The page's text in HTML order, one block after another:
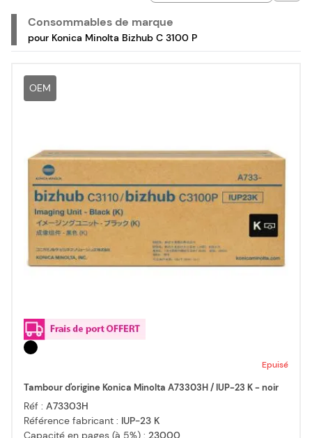
Consommables de marque
pour Konica Minolta Bizhub C 3100 P
OEM
Epuisé
Tambour d'origine Konica Minolta A73303H / IUP-23 K - noir
Réf : A73303H
Référence fabricant : IUP-23 K
Capacité en pages (à 5%) : 23000